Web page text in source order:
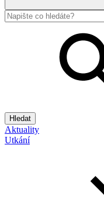
Hledat
Aktuality
Utkání